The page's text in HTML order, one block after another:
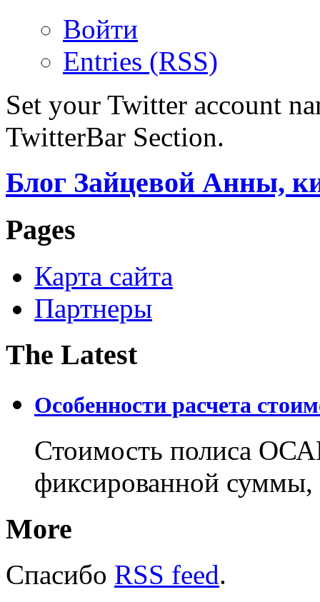
Войти
Entries (RSS)
Set your Twitter account
TwitterBar Section.
Блог Зайцевой Анны,
Pages
Карта сайта
Партнеры
The Latest
Особенности расчета
Стоимость полиса
фиксированной
More
Спасибо RSS feed.